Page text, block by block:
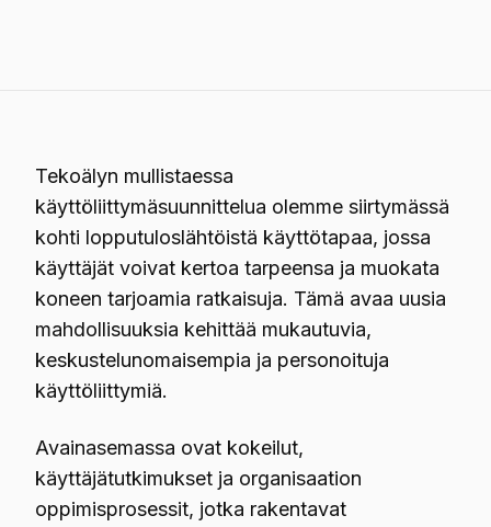
Tekoälyn mullistaessa
käyttöliittymäsuunnittelua olemme siirtymässä
kohti lopputuloslähtöistä käyttötapaa, jossa
käyttäjät voivat kertoa tarpeensa ja muokata
koneen tarjoamia ratkaisuja. Tämä avaa uusia
mahdollisuuksia kehittää mukautuvia,
keskustelunomaisempia ja personoituja
käyttöliittymiä.
Avainasemassa ovat kokeilut,
käyttäjätutkimukset ja organisaation
oppimisprosessit, jotka rakentavat